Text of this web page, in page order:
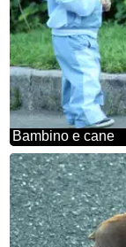
Bambino e cane